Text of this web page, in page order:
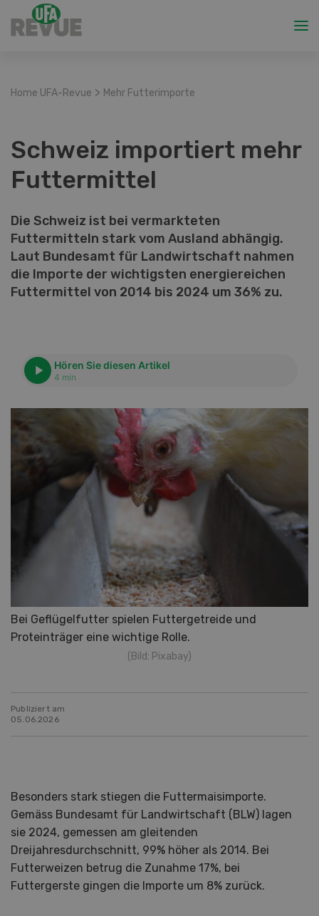
Home UFA-Revue > Mehr Futterimporte
Schweiz importiert mehr
Futtermittel
Die Schweiz ist bei vermarkteten
Futtermitteln stark vom Ausland abhängig.
Laut Bundesamt für Landwirtschaft nahmen
die Importe der wichtigsten energiereichen
Futtermittel von 2014 bis 2024 um 36% zu.
Hören Sie diesen Artikel
4 min
Bei Geflügelfutter spielen Futtergetreide und
Proteinträger eine wichtige Rolle.
(Bild: Pixabay)
Publiziert am
05.06.2026
Besonders stark stiegen die Futtermaisimporte.
Gemäss Bundesamt für Landwirtschaft (BLW) lagen
sie 2024, gemessen am gleitenden
Dreijahresdurchschnitt, 99% höher als 2014. Bei
Futterweizen betrug die Zunahme 17%, bei
Futtergerste gingen die Importe um 8% zurück.